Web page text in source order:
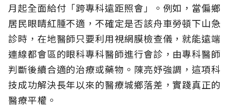
月起全面給付「跨專科遠距照會」。例如，當偏鄉
居民眼睛紅腫不適，不確定是否該舟車勞頓下山急
診時，在地醫師只要利用視網膜檢查儀，就能遠端
連線都會區的眼科專科醫師進行會診，由專科醫師
判斷後續合適的治療或藥物。陳亮妤強調，這項科
技成功解決長年以來的醫療城鄉落差，實踐真正的
醫療平權。